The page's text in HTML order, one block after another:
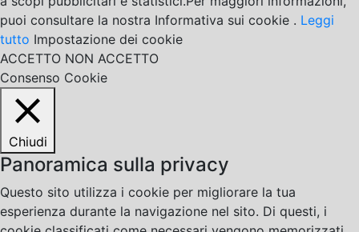
puoi consultare la nostra Informativa sui cookie . Leggi
tutto Impostazione dei cookie
ACCETTO NON ACCETTO
Consenso Cookie
Chiudi
Panoramica sulla privacy
Questo sito utilizza i cookie per migliorare la tua
esperienza durante la navigazione nel sito. Di questi, i